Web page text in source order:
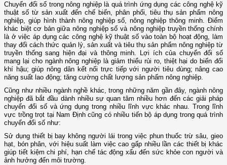
Chuyển đổi số trong nông nghiệp là quá trình ứng dụng các công nghệ kỹ
thuật số từ sản xuất đến chế biến, phân phối, tiêu thụ sản phẩm nông
nghiệp, giúp hình thành nông nghiệp số, nông nghiệp thông minh. Điểm
khác biệt cơ bản giữa nông nghiệp số và nông nghiệp truyền thống chính
là ở việc áp dụng các công nghệ kỹ thuật số vào toàn bộ hoạt động, làm
thay đổi cách thức quản lý, sản xuất và tiêu thụ sản phẩm nông nghiệp từ
truyền thống sang hiện đại và thông minh. Lợi ích của chuyển đổi số
mang lại cho ngành nông nghiệp là giảm thiểu rủi ro, thiệt hại do biến đổi
khí hậu; giúp nông dân kết nối trực tiếp với người tiêu dùng; nâng cao
năng suất lao động; tăng cường chất lượng sản phẩm nông nghiệp.
Cũng như nhiều ngành nghề khác, trong những năm gần đây, ngành nông
nghiệp đã bắt đầu dành nhiều sự quan tâm nhiều hơn đến các giải pháp
chuyển đổi số và ứng dụng trong nhiều lĩnh vực khác nhau. Trong lĩnh
vực trồng trọt tại Nam Định cũng có nhiều tiến bộ áp dụng trong quá trình
chuyển đổi số như:
Sử dụng thiết bị bay không người lái trong việc phun thuốc trừ sâu, gieo
hạt, bón phân, với hiệu suất làm việc cao gấp nhiều lần các thiết bị khác
giúp tiết kiệm chi phí, hạn chế tác động xấu đến sức khỏe con người và
ảnh hưởng đến môi trường.